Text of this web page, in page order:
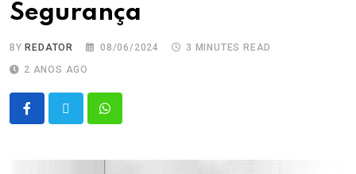
Segurança
BY REDATOR 08/06/2024
3 MINUTES READ
2 ANOS AGO